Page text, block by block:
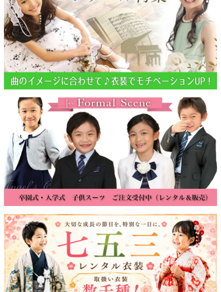
スタジオを予約 →